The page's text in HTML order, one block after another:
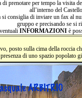
prenotare per tempo la visita
all’interno del
si consiglia di inviare un fax al
gruppo e precisando se si
INFORMAZIONIè
posto sulla cima della roccia
di uno spazio popolato